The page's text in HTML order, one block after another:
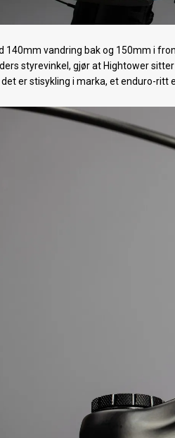
140mm vandring bak og 150mm i
styrevinkel, gjør at Hightower
er stisykling i marka, et enduro-ritt